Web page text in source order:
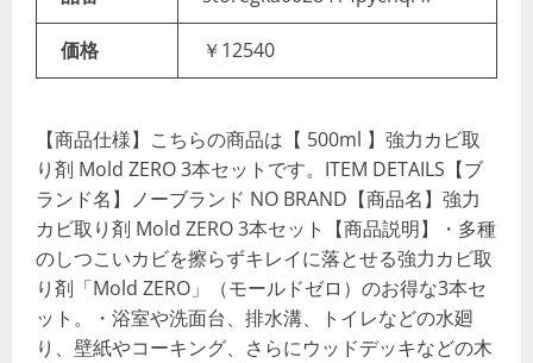
価格 ￥12540
【商品仕様】こちらの商品は【 500ml 】強力カビ取
り剤 Mold ZERO 3本セットです。ITEM DETAILS【ブ
ランド名】ノーブランド NO BRAND【商品名】強力
カビ取り剤 Mold ZERO 3本セット【商品説明】・多種
のしつこいカビを擦らずキレイに落とせる強力カビ取
り剤「Mold ZERO」（モールドゼロ）のお得な3本セ
ット。・浴室や洗面台、排水溝、トイレなどの水廻
り、壁紙やコーキング、さらにウッドデッキなどの木